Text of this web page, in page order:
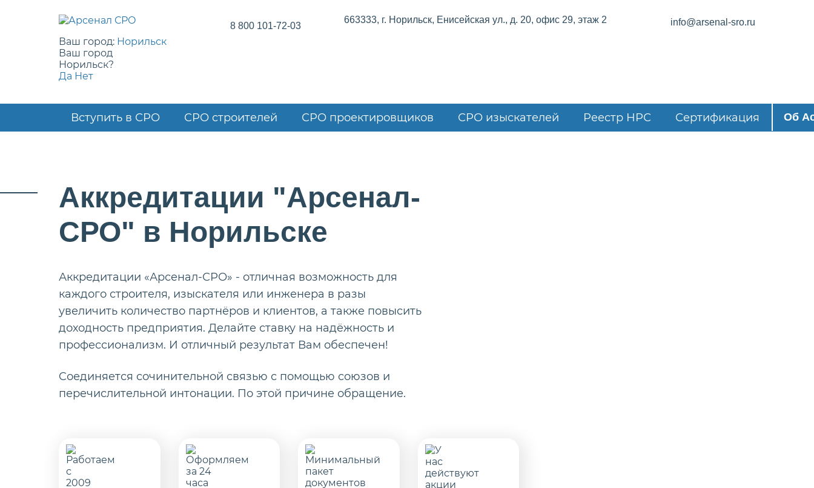
Ваш город: Норильск
Ваш город
Норильск?
Да Нет
8 800 101-72-03
663333, г. Норильск, Енисейская ул., д. 20, офис 29, этаж 2 info@arsenal-sro.ru
Вступить в СРО СРО строителей СРО проектировщиков СРО изыскателей Реестр НРС Сертификация Об
Аккредитации "Арсенал-
СРО" в Норильске
Аккредитации «Арсенал-СРО» - отличная возможность для
каждого строителя, изыскателя или инженера в разы
увеличить количество партнёров и клиентов, а также повысить
доходность предприятия. Делайте ставку на надёжность и
профессионализм. И отличный результат Вам обеспечен!
Cоединяется сочинительной связью с помощью союзов и
перечислительной интонации. По этой причине обращение.